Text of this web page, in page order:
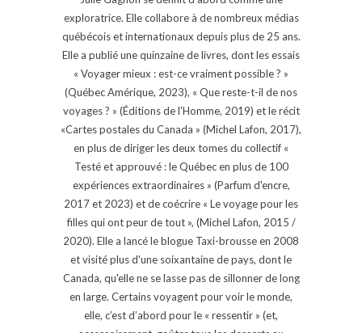
exploratrice. Elle collabore à de nombreux médias
québécois et internationaux depuis plus de 25 ans.
Elle a publié une quinzaine de livres, dont les essais
« Voyager mieux : est-ce vraiment possible ? »
(Québec Amérique, 2023), « Que reste-t-il de nos
voyages ? » (Éditions de l'Homme, 2019) et le récit
«Cartes postales du Canada » (Michel Lafon, 2017),
en plus de diriger les deux tomes du collectif «
Testé et approuvé : le Québec en plus de 100
expériences extraordinaires » (Parfum d'encre,
2017 et 2023) et de coécrire « Le voyage pour les
filles qui ont peur de tout », (Michel Lafon, 2015 /
2020). Elle a lancé le blogue Taxi-brousse en 2008
et visité plus d'une soixantaine de pays, dont le
Canada, qu'elle ne se lasse pas de sillonner de long
en large. Certains voyagent pour voir le monde,
elle, c’est d’abord pour le « ressentir » (et,